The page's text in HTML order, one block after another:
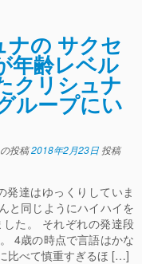
ナの サクセ
年齢レベル
クリシュナ
ループにい
投稿2018年2月23日 投稿
達はゆっくりしていま
と同じようにハイハイを
た。 それぞれの発達段
4歳の時点で言語はかな
比べて慎重すぎるほ […]